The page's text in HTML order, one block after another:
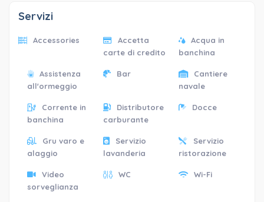
Servizi
Accessories
Accetta
carte di credito
Acqua in
banchina
Assistenza
all'ormeggio
Bar
Cantiere
navale
Corrente in
banchina
Distributore
carburante
Docce
Gru varo e
alaggio
Servizio
lavanderia
Servizio
ristorazione
Video
sorveglianza
WC Wi-Fi